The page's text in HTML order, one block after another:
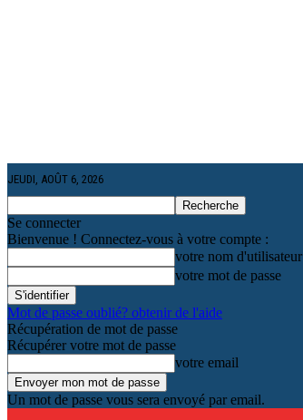
JEUDI, AOÛT 6, 2026
Se connecter
Bienvenue ! Connectez-vous à votre compte :
votre nom d'utilisateur
votre mot de passe
Mot de passe oublié? obtenir de l'aide
Récupération de mot de passe
Récupérer votre mot de passe
votre email
Un mot de passe vous sera envoyé par email.